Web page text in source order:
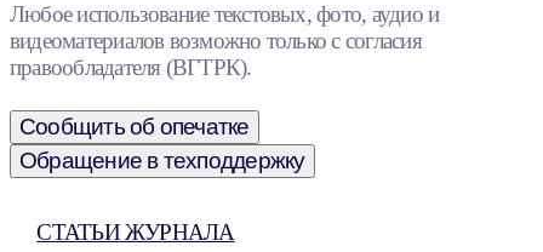
Любое использование текстовых, фото, аудио и
видеоматериалов возможно только с согласия
правообладателя (ВГТРК).
Сообщить об опечатке
Обращение в техподдержку
СТАТЬИ ЖУРНАЛА